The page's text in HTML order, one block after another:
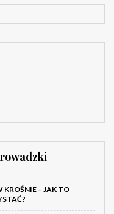
KROŚNIE – JAK TO